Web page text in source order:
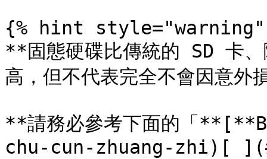
{% hint style="warning"
**固態硬碟比傳統的 SD 卡、
高，但不代表完全不會因意外
**請務必參考下面的「
chu-cun-zhuang-zhi)[